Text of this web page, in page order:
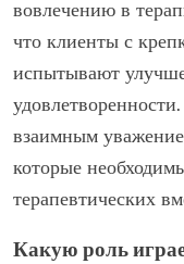
вовлечению в
что клиенты с
испытывают
взаимным
которые
терапевтических
Какую роль